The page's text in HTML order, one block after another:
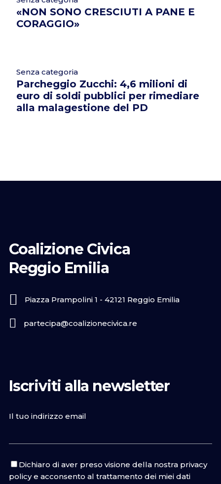
«NON SONO CRESCIUTI A PANE E
CORAGGIO»
Senza categoria
Parcheggio Zucchi: 4,6 milioni di
euro di soldi pubblici per rimediare
alla malagestione del PD
Coalizione Civica
Reggio Emilia
Piazza Prampolini 1 - 42121 Reggio Emilia
partecipa@coalizionecivica.re
Iscriviti alla newsletter
Il tuo indirizzo email
Dichiaro di aver preso visione della nostra privacy
policye acconsento al trattamento dei miei dati